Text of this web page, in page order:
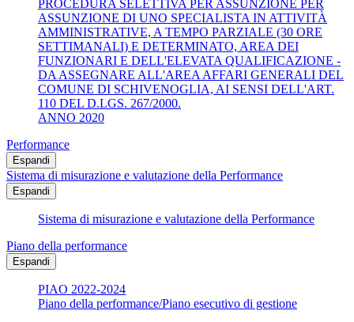
PROCEDURA SELETTIVA PER ASSUNZIONE PER
ASSUNZIONE DI UNO SPECIALISTA IN ATTIVITÀ
AMMINISTRATIVE, A TEMPO PARZIALE (30 ORE
SETTIMANALI) E DETERMINATO, AREA DEI
FUNZIONARI E DELL'ELEVATA QUALIFICAZIONE -
DA ASSEGNARE ALL'AREA AFFARI GENERALI DEL
COMUNE DI SCHIVENOGLIA, AI SENSI DELL'ART.
110 DEL D.LGS. 267/2000.
ANNO 2020
Performance
Espandi
Sistema di misurazione e valutazione della Performance
Espandi
Sistema di misurazione e valutazione della Performance
Piano della performance
Espandi
PIAO 2022-2024
Piano della performance/Piano esecutivo di gestione